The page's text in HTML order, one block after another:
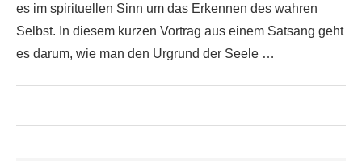
es im spirituellen Sinn um das Erkennen des wahren
Selbst. In diesem kurzen Vortrag aus einem Satsang geht
es darum, wie man den Urgrund der Seele …